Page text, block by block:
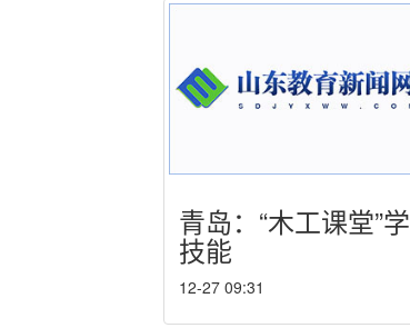
青岛：“木工课堂”学
技能
12-27 09:31